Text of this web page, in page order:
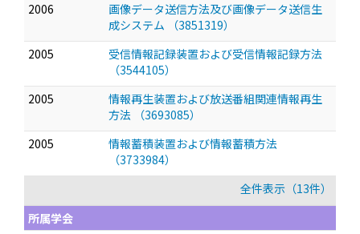
2006
画像データ送信方法及び画像データ送信生
成システム （3851319）
2005
受信情報記録装置および受信情報記録方法
（3544105）
2005
情報再生装置および放送番組関連情報再生
方法 （3693085）
2005
情報蓄積装置および情報蓄積方法
（3733984）
全件表示（13件）
所属学会